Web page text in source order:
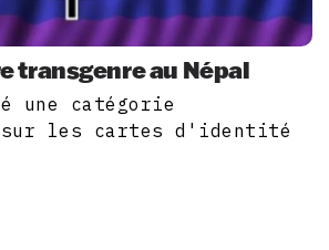
transgenre au Népal
une catégorie
sur les cartes d'identité